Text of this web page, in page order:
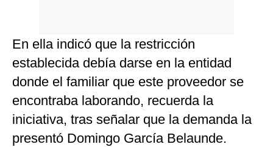
En ella indicó que la restricción
establecida debía darse en la entidad
donde el familiar que este proveedor se
encontraba laborando, recuerda la
iniciativa, tras señalar que la demanda la
presentó Domingo García Belaunde.